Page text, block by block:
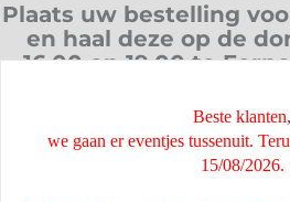
Plaats uw bestelling
en haal deze op de
16.00 en 19.00 te
Beste klanten,
we gaan er eventjes tussenuit.
15/08/2026.